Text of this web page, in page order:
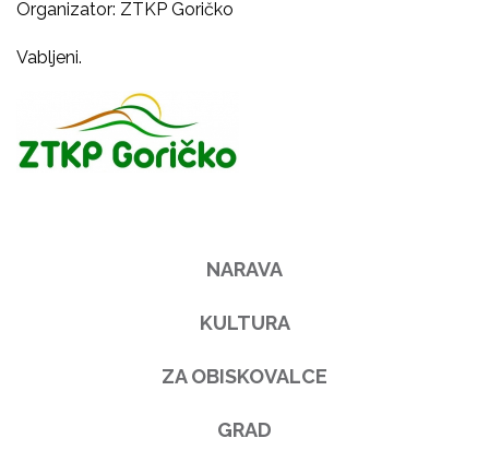
Organizator: ZTKP Goričko
Vabljeni.
NARAVA
KULTURA
ZA OBISKOVALCE
GRAD